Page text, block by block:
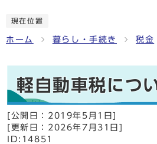
現在位置
ホーム 暮らし・手続き 税金
軽自動車税につ
[公開日： 2019年5月1日
[更新日： 2026年7月31日
ID:14851